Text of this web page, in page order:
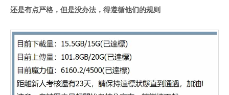
还是有点严格，但是没办法，得遵循他们的规则